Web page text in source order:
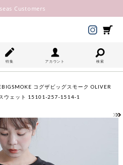
Customers
特集 アカウント 検索
コグザビッグスモーク OLIVER
ウェット 15101-257-1514-1